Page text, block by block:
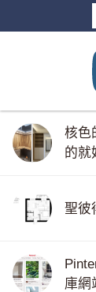
核色
的就
聖彼
庫網